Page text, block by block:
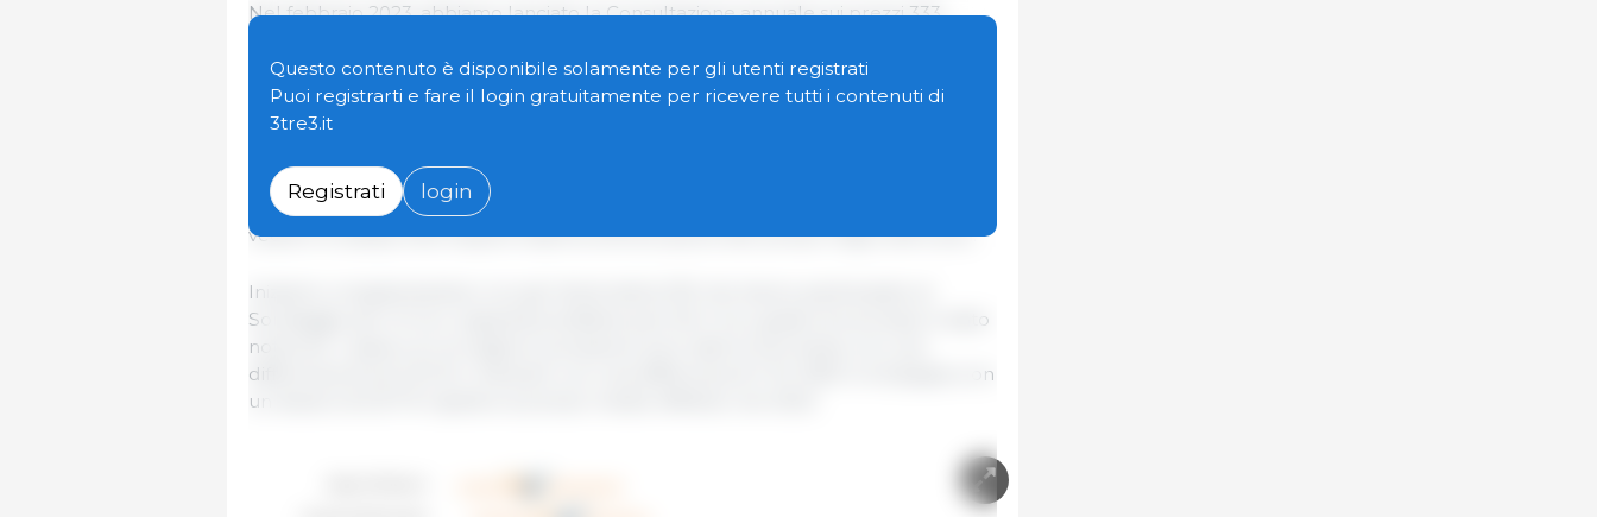
Nel febbraio 2023, abbiamo lanciato la Consultazione annuale sui prezzi 333
del Suino nel vostro Paese nel 2023?... Abbiamo ricevuto 734 risposte da diversi
Paesi. Ora che abbiamo il Prezzo Medio Reale nel 2023, possiamo confrontare le
previsioni con la realtà.
Nel grafico 1 puoi confrontare le previsioni dei nostri utenti con la media reale dei
prezzi per l'anno 2023 in ciascuno dei mercati analizzati e nella figura 1 puoi
vedere le stesse informazioni insieme all'evoluzione del prezzo negli ultimi anni.
Iniziamo congratulandoci con gli Utenti della 333 che hanno partecipato al
Sondaggio per le loro capacità predittive perché il loro grado di successo è stato
notevole. I paesi con la migliore previsione sono stati la Germania, con una
differenza di soli 0,01 €, il Vietnam con una differenza di 1.141 VND e la Spagna con
un divario di 0,07 € rispetto al prezzo medio effettivo nel 2023.
Questo contenuto è disponibile solamente per gli utenti registrati
Puoi registrarti e fare il login gratuitamente per ricevere tutti i contenuti di
3tre3.it
Registrati login